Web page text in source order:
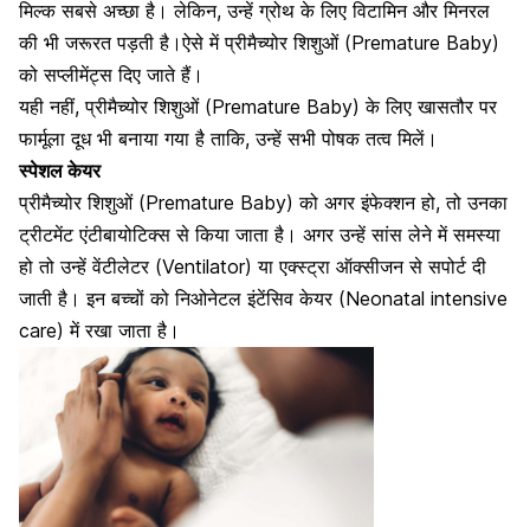
मिल्कसबसे अच्छा है। लेकिन, उन्हें ग्रोथ के लिए विटामिन और मिनरल
की भी जरूरत पड़ती है।ऐसे में प्रीमैच्योर शिशुओं (Premature Baby)
को सप्लीमेंट्स दिए जाते हैं।
यही नहीं, प्रीमैच्योर शिशुओं (Premature Baby) के लिए खासतौर पर
फार्मूला दूध भी बनाया गया है ताकि, उन्हें सभी पोषक तत्व मिलें।
स्पेशल केयर
प्रीमैच्योर शिशुओं (Premature Baby) को अगर इंफेक्शन हो, तो उनका
ट्रीटमेंटएंटीबायोटिक्स से किया जाता है। अगर उन्हें सांस लेने में समस्या
हो तो उन्हें वेंटीलेटर (Ventilator) या एक्स्ट्रा ऑक्सीजन से सपोर्ट दी
जाती है।इन बच्चों को निओनेटल इंटेंसिव केयर (Neonatal intensive
care) में रखा जाता है।